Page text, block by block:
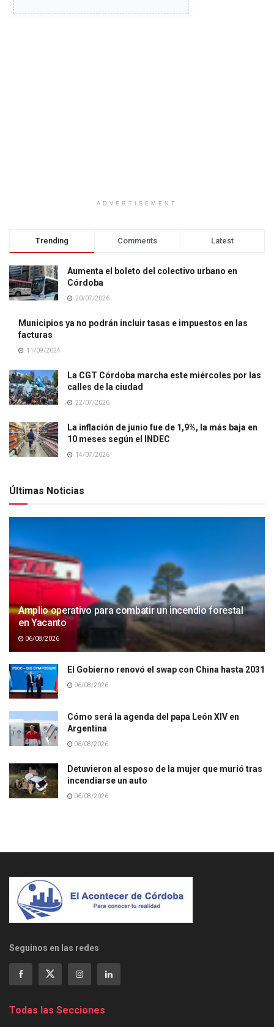
ADVERTISEMENT
Trending Comments Latest
Aumenta el boleto del colectivo urbano en
Córdoba
20/07/2026
Municipios ya no podrán incluir tasas e impuestos en las
facturas
11/09/2024
La CGT Córdoba marcha este miércoles por las
calles de la ciudad
22/07/2026
La inflación de junio fue de 1,9%, la más baja en
10 meses según el INDEC
14/07/2026
Últimas Noticias
Amplio operativo para combatir un incendio forestal
en Yacanto
06/08/2026
El Gobierno renovó el swap con China hasta 2031
06/08/2026
Cómo será la agenda del papa León XIV en
Argentina
06/08/2026
Detuvieron al esposo de la mujer que murió tras
incendiarse un auto
06/08/2026
Seguinos en las redes
Todas las Secciones